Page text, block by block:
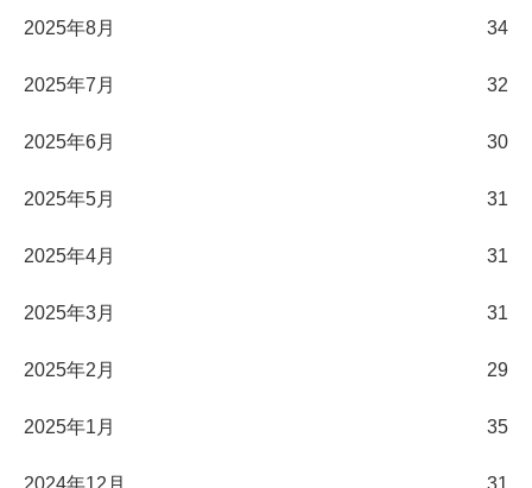
2025年8月 34
2025年7月 32
2025年6月 30
2025年5月 31
2025年4月 31
2025年3月 31
2025年2月 29
2025年1月 35